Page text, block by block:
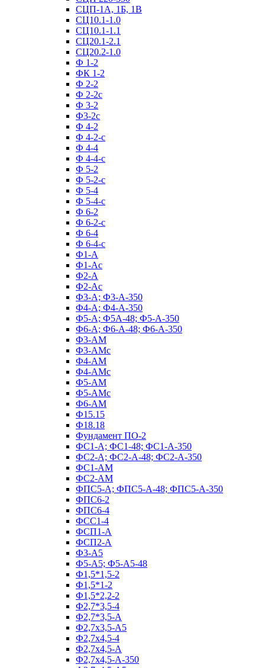
СЦП-1А, 1Б, 1В
СЦ10.1-1.0
СЦ10.1-1.1
СЦ20.1-2.1
СЦ20.2-1.0
Ф 1-2
ФК 1-2
Ф 2-2
Ф 2-2с
Ф 3-2
Ф3-2с
Ф 4-2
Ф 4-2-с
Ф 4-4
Ф 4-4-с
Ф 5-2
Ф 5-2-с
Ф 5-4
Ф 5-4-с
Ф 6-2
Ф 6-2-с
Ф 6-4
Ф 6-4-с
Ф1-А
Ф1-Ас
Ф2-А
Ф2-Ас
Ф3-А; Ф3-А-350
Ф4-А; Ф4-А-350
Ф5-А; Ф5А-48; Ф5-А-350
Ф6-А; Ф6-А-48; Ф6-А-350
Ф3-АМ
Ф3-АМс
Ф4-АМ
Ф4-АМс
Ф5-АМ
Ф5-АМс
Ф6-АМ
Ф15.15
Ф18.18
Фундамент ПО‑2
ФС1-А; ФС1-48; ФС1-А-350
ФС2-А; ФС2-А-48; ФС2-А-350
ФС1-АМ
ФС2-АМ
ФПС5-А; ФПС5-А-48; ФПС5-А-350
ФПС6-2
ФПС6-4
ФСС1-4
ФСП1-А
ФСП2-А
Ф3-А5
Ф5-А5; Ф5-А5-48
Ф1,5*1,5-2
Ф1,5*1-2
Ф1,5*2,2-2
Ф2,7*3,5-4
Ф2,7*3,5-А
Ф2,7х3,5-А5
Ф2,7х4,5-4
Ф2,7х4,5-А
Ф2,7х4,5-А-350